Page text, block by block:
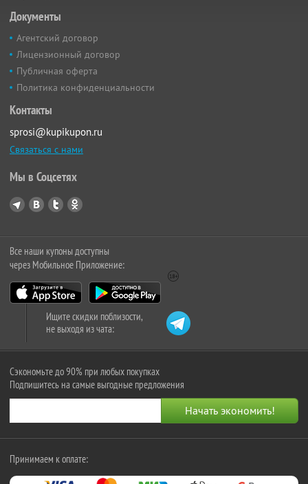
Документы
Агентский договор
Лицензионный договор
Публичная оферта
Политика конфиденциальности
Контакты
sprosi@kupikupon.ru
Связаться с нами
Мы в Соцсетях
Все наши купоны доступны
через Мобильное Приложение:
Ищите скидки поблизости,
не выходя из чата:
Сэкономьте до 90% при любых покупках
Подпишитесь на самые выгодные предложения
Принимаем к оплате: